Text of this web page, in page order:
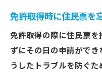
免許取得時に住民票を
免許取得の際に住民票を
ずにその日の申請ができ
うしたトラブルを防ぐ